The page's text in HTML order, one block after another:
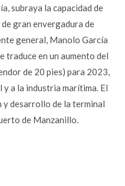
subraya la capacidad de
gran envergadura de
general, Manolo García
traduce en un aumento del
de 20 pies) para 2023,
a la industria marítima. El
desarrollo de la terminal
de Manzanillo.